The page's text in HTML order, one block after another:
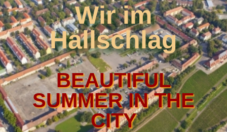
Wir im
Hallschlag
BEAUTIFUL
SUMMER IN THE
CITY